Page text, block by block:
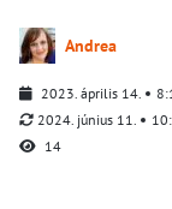
Andrea
2023. április 14.
2024. június 11.
14